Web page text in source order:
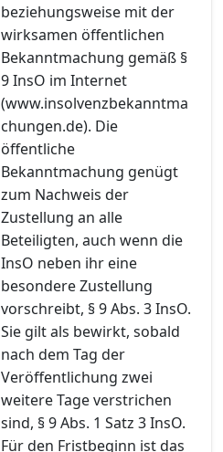
beziehungsweise mit der
wirksamen öffentlichen
Bekanntmachung gemäß §
9 InsO im Internet
(www.insolvenzbekanntma
chungen.de). Die
öffentliche
Bekanntmachung genügt
zum Nachweis der
Zustellung an alle
Beteiligten, auch wenn die
InsO neben ihr eine
besondere Zustellung
vorschreibt, § 9 Abs. 3 InsO.
Sie gilt als bewirkt, sobald
nach dem Tag der
Veröffentlichung zwei
weitere Tage verstrichen
sind, § 9 Abs. 1 Satz 3 InsO.
Für den Fristbeginn ist das